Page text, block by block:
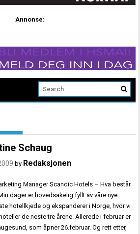
Annonse:
Schaug
by Redaksjonen
Manager Scandic Hotels – Hva består
dager er hovedsakelig fyllt av våre nye
hotellkjede og ekspanderer i Norge, hvor vi
de neste tre årene. Allerede i februar er
som åpner 26.februar. Og rett etter,